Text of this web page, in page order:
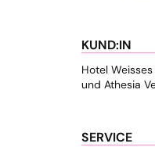
KUND:IN
Hotel
und Athesia
SERVICE